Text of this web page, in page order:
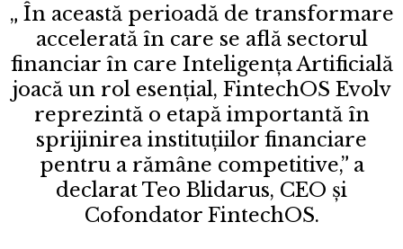
„ În această perioadă de transformare
accelerată în care se află sectorul
financiar în care Inteligența Artificială
joacă un rol esențial, FintechOS Evolv
reprezintă o etapă importantă în
sprijinirea instituțiilor financiare
pentru a rămâne competitive,” a
declarat Teo Blidarus, CEO și
Cofondator FintechOS.